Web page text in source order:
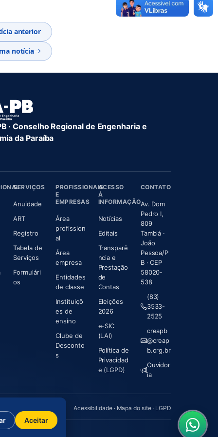
anterior
notícia
· Conselho Regional de Engenharia e
da Paraíba
nova aba)
SERVIÇOS
Anuidade(abre em nova aba)
ART(abre em nova aba)
Registro
Tabela de
Serviços
Formulári
os
PROFISSIONAIS
E
EMPRESAS
Área
profission
al
Área
empresa
Entidades
de classe
Instituiçõ
es de
ensino
Clube de
Desconto
s
ACESSO
À
INFORMAÇÃO
Notícias
Editais
Transparê
ncia e
Prestação
de
Contas (abre em nova aba)
Eleições
2026
e-SIC
(LAI)
Política de
Privacidad
e (LGPD)
CONTATO
Av. Dom
Pedro I,
809
Tambiá ·
João
Pessoa/P
B · CEP
58020-
538
(83)
3533-
2525
creapb
@creap
b.org.br
Ouvidor
ia
Acessibilidade· Mapa do site· LGPD
Aceitar